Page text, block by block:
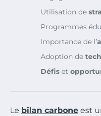
Utilisation de
Programmes
Importance de l’
Adoption de
Défis et
Le bilan carbone est